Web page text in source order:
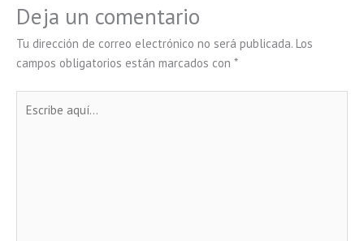
Deja un comentario
Tu dirección de correo electrónico no será publicada. Los
campos obligatorios están marcados con *
aquí...